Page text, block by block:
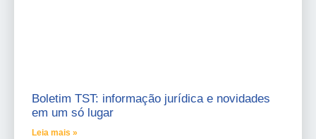
Boletim TST: informação jurídica e novidades
em um só lugar
Leia mais »